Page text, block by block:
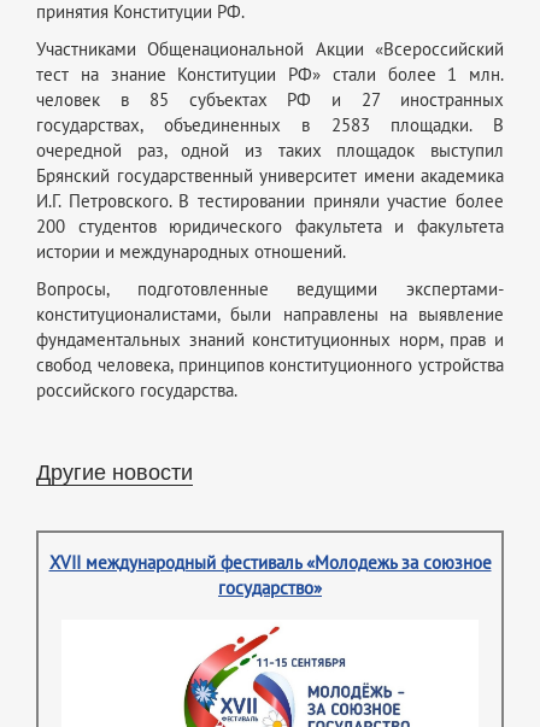
принятия Конституции РФ.
Участниками Общенациональной Акции «Всероссийский
тест на знание Конституции РФ» стали более 1 млн.
человек в 85 субъектах РФ и 27 иностранных
государствах, объединенных в 2583 площадки. В
очередной раз, одной из таких площадок выступил
Брянский государственный университет имени академика
И.Г. Петровского. В тестировании приняли участие более
200 студентов юридического факультета и факультета
истории и международных отношений.
Вопросы, подготовленные ведущими экспертами-
конституционалистами, были направлены на выявление
фундаментальных знаний конституционных норм, прав и
свобод человека, принципов конституционного устройства
российского государства.
Другие новости
XVII международный фестиваль «Молодежь за союзное
государство»